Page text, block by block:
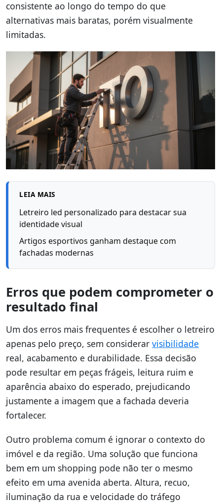
consistente ao longo do tempo do que
alternativas mais baratas, porém visualmente
limitadas.
LEIA MAIS
Letreiro led personalizado para destacar sua
identidade visual
Artigos esportivos ganham destaque com
fachadas modernas
Erros que podem comprometer o
resultado final
Um dos erros mais frequentes é escolher o letreiro
apenas pelo preço, sem considerar visibilidade
real, acabamento e durabilidade. Essa decisão
pode resultar em peças frágeis, leitura ruim e
aparência abaixo do esperado, prejudicando
justamente a imagem que a fachada deveria
fortalecer.
Outro problema comum é ignorar o contexto do
imóvel e da região. Uma solução que funciona
bem em um shopping pode não ter o mesmo
efeito em uma avenida aberta. Altura, recuo,
iluminação da rua e velocidade do tráfego